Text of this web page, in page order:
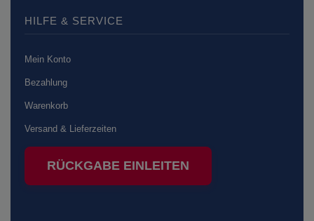
HILFE & SERVICE
Mein Konto
Bezahlung
Warenkorb
Versand & Lieferzeiten
RÜCKGABE EINLEITEN